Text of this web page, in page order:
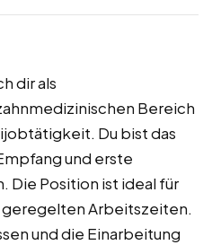
dir als
Bereich
Du bist das
und erste
Die Position ist ideal für
Arbeitszeiten.
und die Einarbeitung